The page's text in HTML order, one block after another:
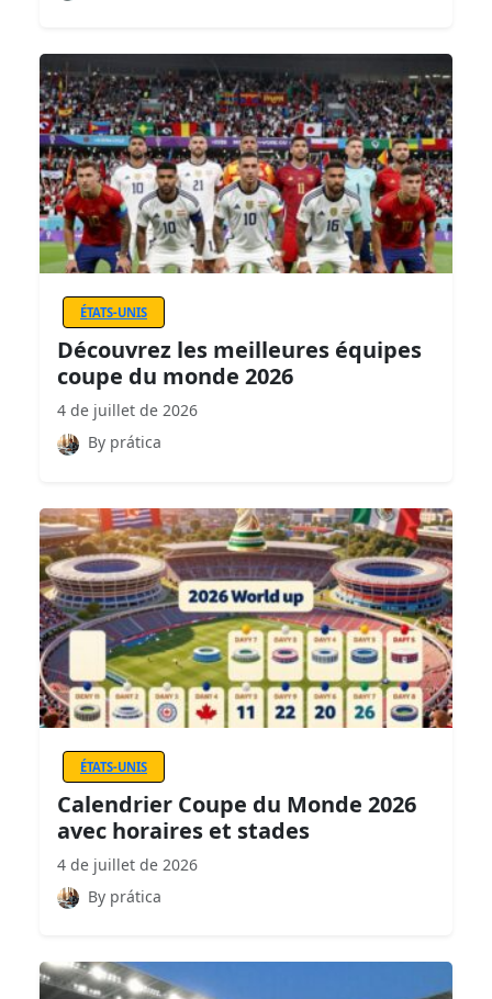
ÉTATS-UNIS
Découvrez les meilleures équipes
coupe du monde 2026
4 de juillet de 2026
By prática
ÉTATS-UNIS
Calendrier Coupe du Monde 2026
avec horaires et stades
4 de juillet de 2026
By prática